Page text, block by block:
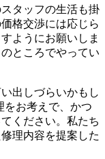
タッフの生活も掛
格交渉には応じら
ようにお願いしま
ところでやってい
出しづらいかもし
をお考えで、かつ
ください。私たち
理内容を提案した